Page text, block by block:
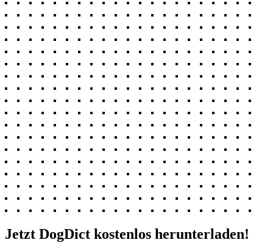
Jetzt DogDict kostenlos herunterladen!